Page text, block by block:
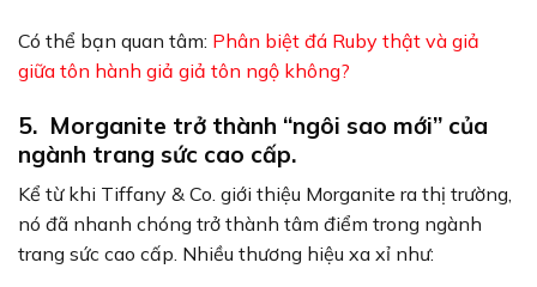
Có thể bạn quan tâm: Phân biệt đá Ruby thật và giả
giữa tôn hành giả giả tôn ngộ không?
5. Morganite trở thành “ngôi sao mới” của
ngành trang sức cao cấp.
Kể từ khi Tiffany & Co. giới thiệu Morganite ra thị trường,
nó đã nhanh chóng trở thành tâm điểm trong ngành
trang sức cao cấp. Nhiều thương hiệu xa xỉ như: